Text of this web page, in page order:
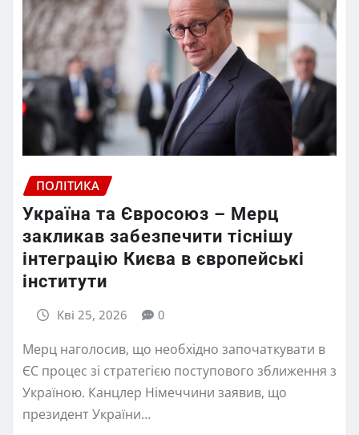
ПОЛІТИКА
Україна та Євросоюз – Мерц
закликав забезпечити тіснішу
інтеграцію Києва в європейські
інститути
Кві 25, 2026 0
Мерц наголосив, що необхідно започаткувати в
ЄС процес зі стратегією поступового зближення з
Україною. Канцлер Німеччини заявив, що
президент України…